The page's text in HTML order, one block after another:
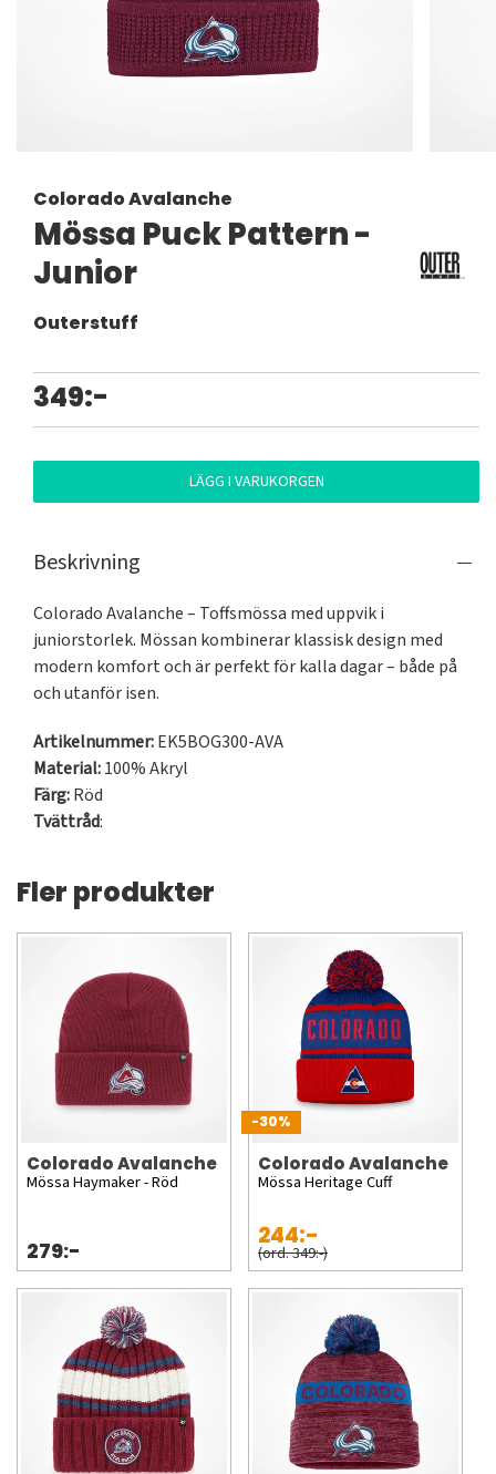
Colorado Avalanche
Mössa Puck Pattern -
Junior
Outerstuff
349:-
LÄGG I VARUKORGEN
Beskrivning
Colorado Avalanche – Toffsmössa med uppvik i
juniorstorlek. Mössan kombinerar klassisk design med
modern komfort och är perfekt för kalla dagar – både på
och utanför isen.
Artikelnummer:EK5BOG300-AVA
Material:100% Akryl
Färg:Röd
Tvättråd:
Fler produkter
Colorado Avalanche
Mössa Haymaker - Röd
279:-
-30%
Colorado Avalanche
Mössa Heritage Cuff
244:-
(ord. 349:-)